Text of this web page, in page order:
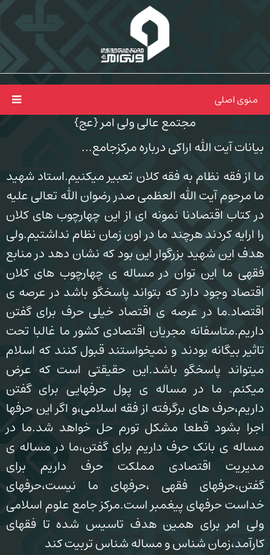
منوی اصلی
مجتمع عالی ولی امر {عج}
بیانات آیت الله اراکی درباره مرکزجامع...
ما از فقه نظام به فقه کلان تعبیر میکنیم.استاد شهید
ما مرحوم آیت الله العظمی صدر رضوان الله تعالی علیه
در کتاب اقتصادنا نمونه ای از این چهارچوب های کلان
را ارایه کردند هرچند ما در اون زمان نظام نداشتیم.ولی
هدف این شهید بزرگوار این بود که نشان دهد در منابع
فقهی ما این توان در مساله ی چهارچوب های کلان
اقتصاد وجود دارد که بتواند پاسخگو باشد در عرصه ی
اقتصاد.ما در عرصه ی اقتصاد خیلی حرف برای گفتن
داریم.متاسفانه مجریان اقتصادی کشور ما غالبا تحت
تاثیر بیگانه بودند و نمیخواستند قبول کنند که اسلام
میتواند پاسخگو باشد.این حقیقتی است که عرض
میکنم. ما در مساله ی پول حرفهایی برای گفتن
داریم،حرف های برگرفته از فقه اسلامی،و اگر این حرفها
اجرا بشود قطعا مشکل تورم حل خواهد شد.ما در
مساله ی بانک حرف داریم برای گفتن،ما در مساله ی
مدیریت اقتصادی مملکت حرف داریم برای
گفتن،حرفهای فقهی ،حرفهای ما نیست،حرفهای
خداست حرفهای پیغمبر است.مرکز جامع علوم اسلامی
ولی امر برای همین هدف تاسیس شده تا فقهای
کارآمد،زمان شناس و مساله شناس تربیت کند